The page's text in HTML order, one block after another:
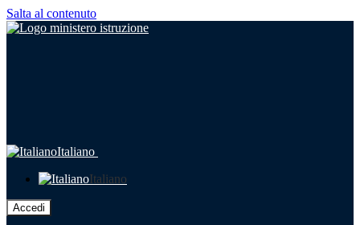
Salta al contenuto
Italiano
Italiano
Accedi